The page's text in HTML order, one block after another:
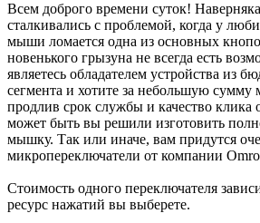
Всем доброго времени суток!
сталкивались с проблемой, когда у
мыши ломается одна из основных
новенького грызуна не всегда есть
являетесь обладателем устройства из
сегмента и хотите за небольшую сумму
продлив срок службы и качество
может быть вы решили изготовить
мышку. Так или иначе, вам придутся
микропереключатели от компании
Стоимость одного переключателя
ресурс нажатий вы выберете.